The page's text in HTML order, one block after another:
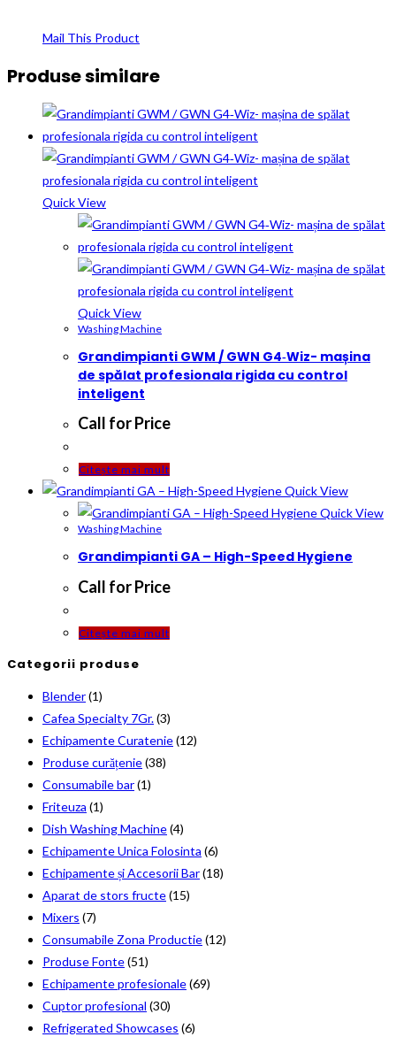
Mail This Product
Produse similare
Quick View
Quick View
Washing Machine
Grandimpianti GWM / GWN G4‑Wiz- mașina
de spălat profesionala rigida cu control
inteligent
Call for Price
Citește mai mult
Quick View
Quick View
Washing Machine
Grandimpianti GA – High-Speed Hygiene
Call for Price
Citește mai mult
Categorii produse
Blender(1)
Cafea Specialty 7Gr.(3)
Echipamente Curatenie(12)
Produse curățenie(38)
Consumabile bar(1)
Friteuza (1)
Dish Washing Machine(4)
Echipamente Unica Folosinta (6)
Echipamente și Accesorii Bar(18)
Aparat de stors fructe(15)
Mixers (7)
Consumabile Zona Productie(12)
Produse Fonte(51)
Echipamente profesionale(69)
Cuptor profesional (30)
Refrigerated Showcases (6)